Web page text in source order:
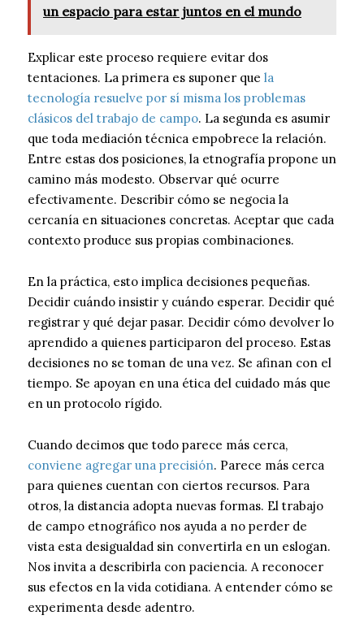
un espacio para estar juntos en el mundo
Explicar este proceso requiere evitar dos
tentaciones. La primera es suponer que la
tecnología resuelve por sí misma los problemas
clásicos del trabajo de campo. La segunda es asumir
que toda mediación técnica empobrece la relación.
Entre estas dos posiciones, la etnografía propone un
camino más modesto. Observar qué ocurre
efectivamente. Describir cómo se negocia la
cercanía en situaciones concretas. Aceptar que cada
contexto produce sus propias combinaciones.
En la práctica, esto implica decisiones pequeñas.
Decidir cuándo insistir y cuándo esperar. Decidir qué
registrar y qué dejar pasar. Decidir cómo devolver lo
aprendido a quienes participaron del proceso. Estas
decisiones no se toman de una vez. Se afinan con el
tiempo. Se apoyan en una ética del cuidado más que
en un protocolo rígido.
Cuando decimos que todo parece más cerca,
conviene agregar una precisión. Parece más cerca
para quienes cuentan con ciertos recursos. Para
otros, la distancia adopta nuevas formas. El trabajo
de campo etnográfico nos ayuda a no perder de
vista esta desigualdad sin convertirla en un eslogan.
Nos invita a describirla con paciencia. A reconocer
sus efectos en la vida cotidiana. A entender cómo se
experimenta desde adentro.